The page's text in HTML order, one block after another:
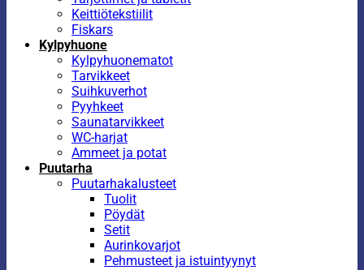
Keittiötekstiilit
Fiskars
Kylpyhuone
Kylpyhuonematot
Tarvikkeet
Suihkuverhot
Pyyhkeet
Saunatarvikkeet
WC-harjat
Ammeet ja potat
Puutarha
Puutarhakalusteet
Tuolit
Pöydät
Setit
Aurinkovarjot
Pehmusteet ja istuintyynyt